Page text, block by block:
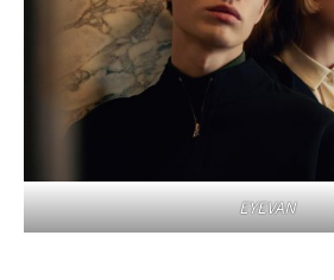
EYEVAN